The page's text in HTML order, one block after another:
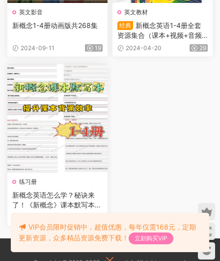
英文影音
新概念1-4册动画版共268集
2024-09-11 19
英文教材
经典
新概念英语1-4册全套
资源集合（课本+视频+音频
+课件+笔记等）
2024-04-20 29
练习册
新概念英语怎么学？秘诀来
了！《新概念》课本默写本1-
4册，提升课本背诵效率，练
习中译英能力！
VIP会员限时促销中，超值优惠，每年仅需168元，定期
更新资源，众多精品资源免费下载！
立刻购买VIP